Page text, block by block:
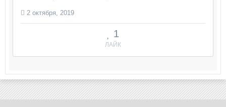
1
ЛАЙК
2 октября, 2019